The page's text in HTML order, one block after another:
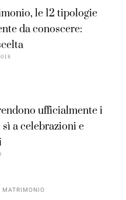
le 12 tipologie
da conoscere:
ufficialmente i
a celebrazioni e
MATRIMONIO